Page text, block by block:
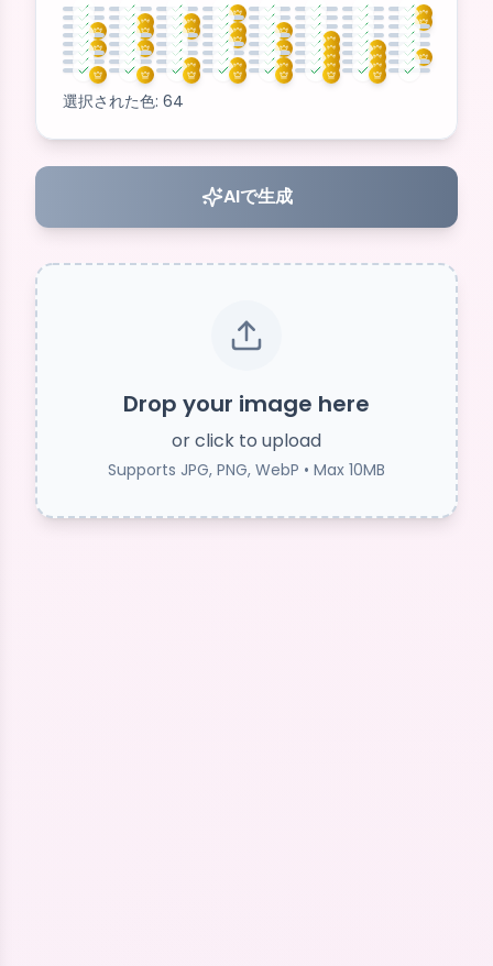
選択された色: 64
AIで生成
Drop your image here
or click to upload
Supports JPG, PNG, WebP • Max 10MB